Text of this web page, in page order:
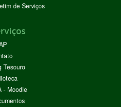
de Serviços
Tesouro
- Moodle